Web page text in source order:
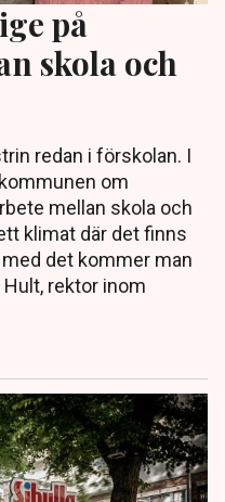
på
skola och
redan i förskolan. I
om
mellan skola och
klimat där det finns
det kommer man
rektor inom